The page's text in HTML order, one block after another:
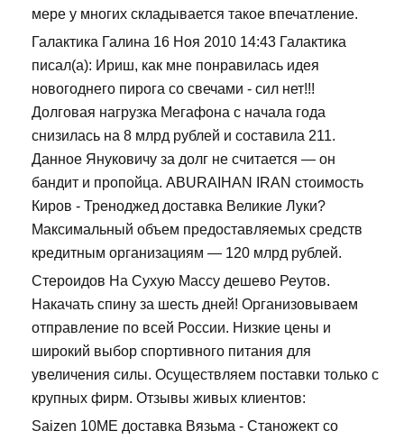
мере у многих складывается такое впечатление.
Галактика Галина 16 Ноя 2010 14:43 Галактика
писал(а): Ириш, как мне понравилась идея
новогоднего пирога со свечами - сил нет!!!
Долговая нагрузка Мегафона с начала года
снизилась на 8 млрд рублей и составила 211.
Данное Януковичу за долг не считается — он
бандит и пропойца. ABURAIHAN IRAN стоимость
Киров - Треноджед доставка Великие Луки?
Максимальный объем предоставляемых средств
кредитным организациям — 120 млрд рублей.
Стероидов На Сухую Массу дешево Реутов.
Накачать спину за шесть дней! Организовываем
отправление по всей России. Низкие цены и
широкий выбор спортивного питания для
увеличения силы. Осуществляем поставки только с
крупных фирм. Отзывы живых клиентов:
Saizen 10ME доставка Вязьма - Станожект со